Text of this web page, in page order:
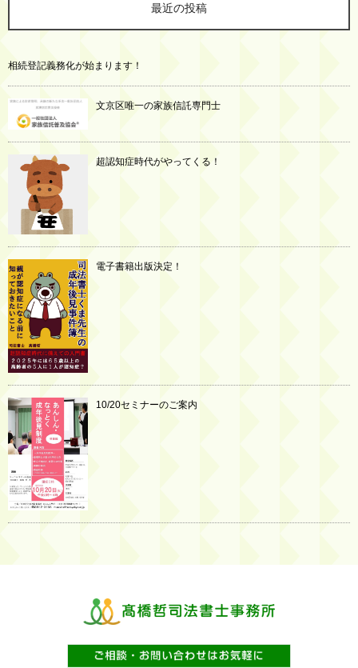
最近の投稿
相続登記義務化が始まります！
文京区唯一の家族信託専門士
超認知症時代がやってくる！
電子書籍出版決定！
10/20セミナーのご案内